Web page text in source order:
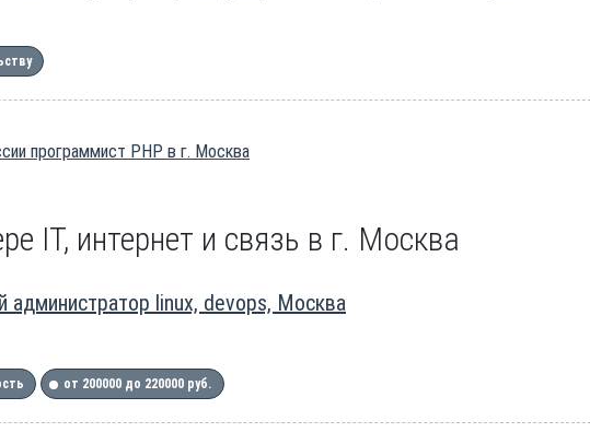
программист PHP в г. Москва
IT, интернет и связь в г. Москва
администратор linux, devops, Москва
от 200000 до 220000 руб.